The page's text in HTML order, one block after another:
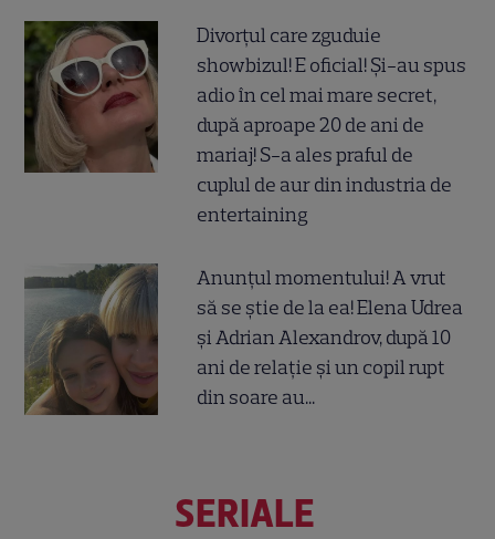
Divorțul care zguduie
showbizul! E oficial! Și-au spus
adio în cel mai mare secret,
după aproape 20 de ani de
mariaj! S-a ales praful de
cuplul de aur din industria de
entertaining
Anunțul momentului! A vrut
să se știe de la ea! Elena Udrea
și Adrian Alexandrov, după 10
ani de relație și un copil rupt
din soare au...
SERIALE